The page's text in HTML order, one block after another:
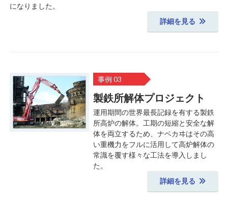
になりました。
詳細を見る
事例 03
製鉄所解体プロジェクト
運用期間の世界最長記録を有する製鉄
所高炉の解体。工期の短縮と安全な解
体を両立するため、ナベカヰはその高
い重機力をフルに活用して高炉解体の
常識を覆す様々な工法を導入しまし
た。
詳細を見る